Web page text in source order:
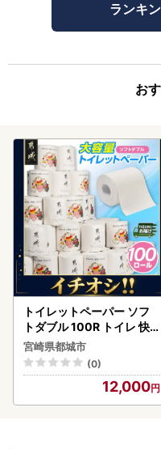
ランキ
お
トイレットペーパー ソフ
トダブル 100R トイレ 快
速〔12-I5-TP100-R〕
宮崎県都城市
(0)
12,000